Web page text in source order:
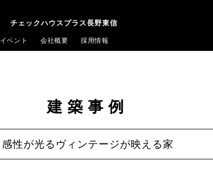
チェックハウスプラス長野東信
イベント 会社概要 採用情報
建築事例
感性が光るヴィンテージが映える家